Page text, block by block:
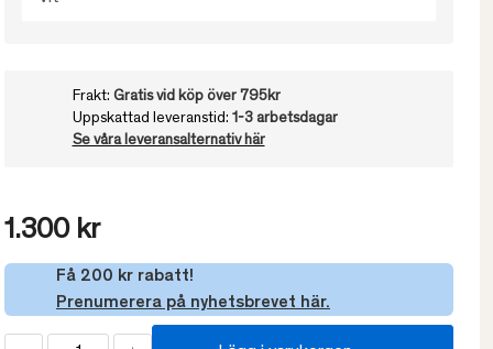
Frakt: Gratis vid köp över 795kr
Uppskattad leveranstid: 1-3 arbetsdagar
Se våra leveransalternativ här
1.300 kr
Få 200 kr rabatt!
Prenumerera på nyhetsbrevet här.